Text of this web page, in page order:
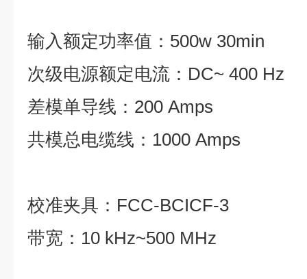
输入额定功率值：500w 30min
次级电源额定电流：DC~ 400 Hz
差模单导线：200 Amps
共模总电缆线：1000 Amps
校准夹具：FCC-BCICF-3
带宽：10 kHz~500 MHz